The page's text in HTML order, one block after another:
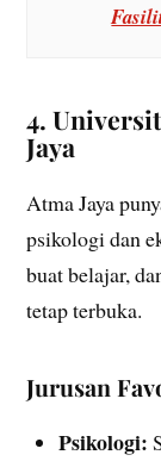
4.
Jaya
Atma Jaya
psikologi dan
buat belajar,
tetap terbuka.
Jurusan
Psikologi: